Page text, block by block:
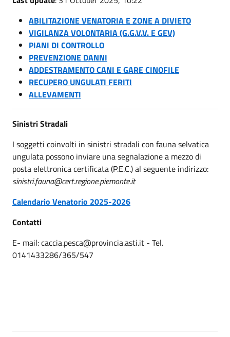
ABILITAZIONE VENATORIA E ZONE A DIVIETO
VIGILANZA VOLONTARIA (G.G.V.V. E GEV)
PIANI DI CONTROLLO
PREVENZIONE DANNI
ADDESTRAMENTO CANI E GARE CINOFILE
RECUPERO UNGULATI FERITI
ALLEVAMENTI
Sinistri Stradali
I soggetti coinvolti in sinistri stradali con fauna selvatica
ungulata possono inviare una segnalazione a mezzo di
posta elettronica certificata (P.E.C.) al seguente indirizzo:
sinistri.fauna@cert.regione.piemonte.it
Calendario Venatorio 2025-2026
Contatti
E- mail: caccia.pesca@provincia.asti.it - Tel.
0141433286/365/547